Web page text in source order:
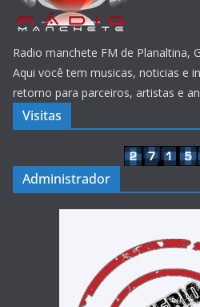
Radio manchete FM de Planaltina,
Aqui você tem musicas, noticias e
retorno para parceiros, artistas e
Visitas
Administrador